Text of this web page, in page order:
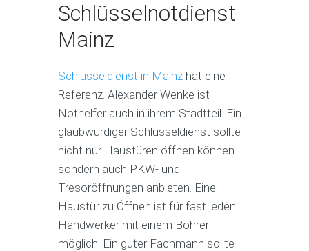
Schlüsselnotdienst
Mainz
Schlüsseldienst in Mainz hat eine
Referenz. Alexander Wenke ist
Nothelfer auch in ihrem Stadtteil. Ein
glaubwürdiger Schlüsseldienst sollte
nicht nur Haustüren öffnen können
sondern auch PKW- und
Tresoröffnungen anbieten. Eine
Haustür zu Öffnen ist für fast jeden
Handwerker mit einem Bohrer
möglich! Ein guter Fachmann sollte